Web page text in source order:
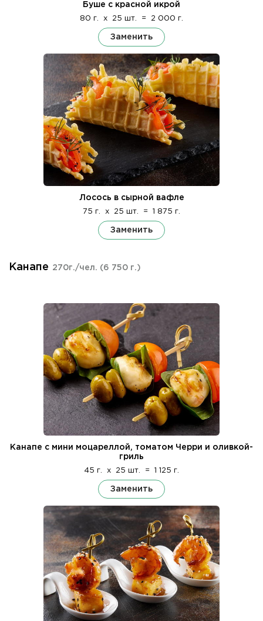
Буше с красной икрой
80 г. x 25 шт. = 2 000 г.
Заменить
Лосось в сырной вафле
75 г. x 25 шт. = 1 875 г.
Заменить
Канапе 270г./чел. (6 750 г.)
Канапе с мини моцареллой, томатом Черри и оливкой-
гриль
45 г. x 25 шт. = 1 125 г.
Заменить